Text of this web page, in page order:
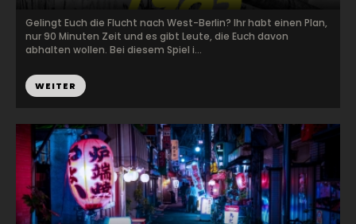
Gelingt Euch die Flucht nach West-Berlin? Ihr habt einen Plan,
nur 90 Minuten Zeit und es gibt Leute, die Euch davon
abhalten wollen. Bei diesem Spiel i...
WEITER